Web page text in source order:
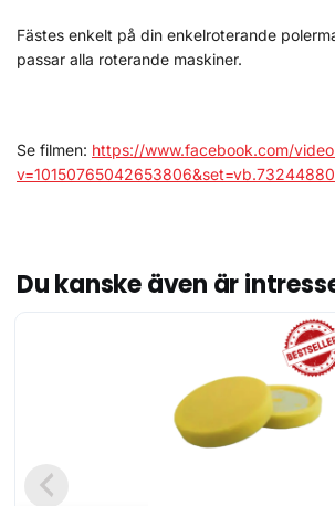
Fästes enkelt på din enkelroterande
passar alla roterande maskiner.
Se filmen: https://www.facebook.com/
Du kanske även är